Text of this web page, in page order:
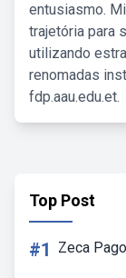
entusiasmo.
trajetória para
utilizando
renomadas
fdp.aau.edu.et.
Top Post
#1 Zeca